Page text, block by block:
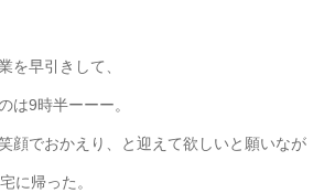
を早引きして、
は9時半ーーー。
顔でおかえり、と迎えて欲しいと願いなが
に帰った。